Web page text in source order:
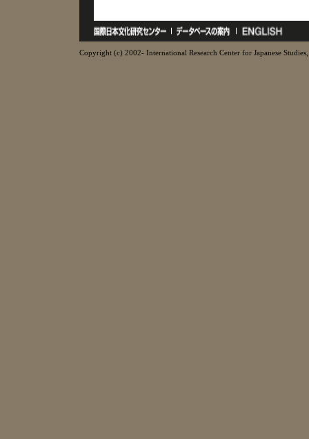
Copyright (c) 2002- International Research Center for Japanese